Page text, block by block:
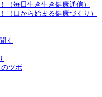
（毎日生き生き健康通信）
（口から始まる健康づくり）
く
ツボ